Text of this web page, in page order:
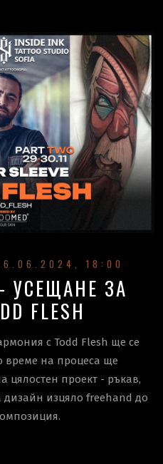
18:00
- УСЕЩАНЕ ЗА
FLESH
с Todd Flesh ще се
време на процеса ще
цялостен проект - ръкав,
дизайн изцяло freehand до